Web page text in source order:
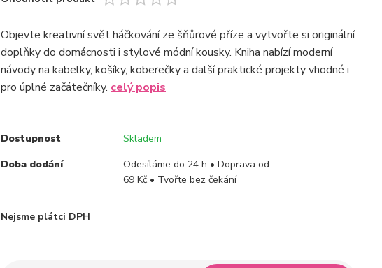
Objevte kreativní svět háčkování ze šňůrové příze a vytvořte si originální
doplňky do domácnosti i stylové módní kousky. Kniha nabízí moderní
návody na kabelky, košíky, koberečky a další praktické projekty vhodné i
pro úplné začátečníky. celý popis
Dostupnost
Skladem
Doba dodání
Odesíláme do 24 h • Doprava od
69 Kč • Tvořte bez čekání
Nejsme plátci DPH